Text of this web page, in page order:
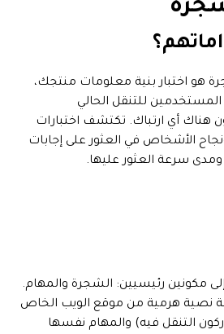
هو اختبار بنية معلومات منتجك،
للتنقل الحالي
هناك أي ارتباك. تكتشف اختبارات
الأشخاص في العثور على إجابات
ومدى سرعة العثور عليها.
مكونين رئيسيين: الشجرة والمهام.
نصية هرمية من موقع الويب الخاص
التنقل فيه) والمهام نفسها